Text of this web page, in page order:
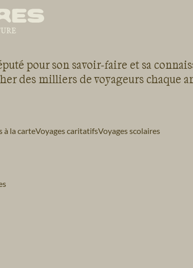
pour son savoir-faire et sa
des milliers de voyageurs chaque
à la carteVoyages caritatifsVoyages scolaires